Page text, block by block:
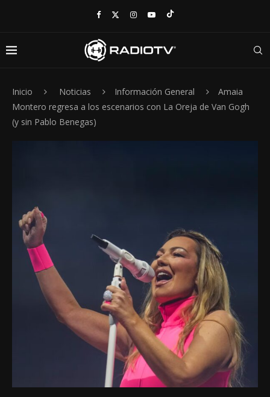
Inicio Noticias Información General
Amaia
Montero regresa a los escenarios con La Oreja de Van Gogh
(y sin Pablo Benegas)